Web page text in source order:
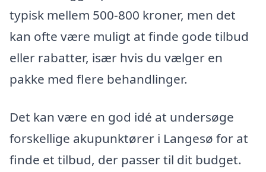
typisk mellem 500-800 kroner, men det
kan ofte være muligt at finde gode tilbud
eller rabatter, især hvis du vælger en
pakke med flere behandlinger.
Det kan være en god idé at undersøge
forskellige akupunktører i Langesø for at
finde et tilbud, der passer til dit budget.